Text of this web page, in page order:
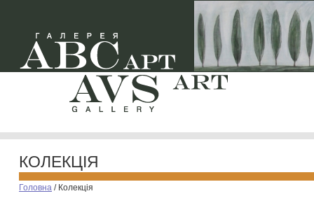
КОЛЕКЦІЯ
Головна / Колекція